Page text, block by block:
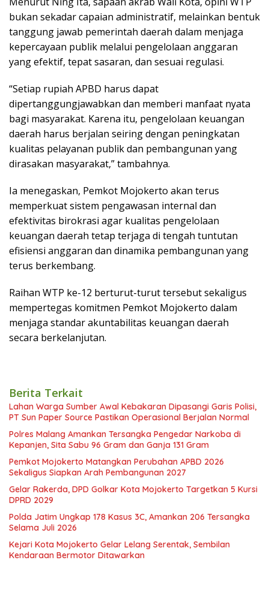
bukan sekadar capaian administratif, melainkan bentuk
tanggung jawab pemerintah daerah dalam menjaga
kepercayaan publik melalui pengelolaan anggaran
yang efektif, tepat sasaran, dan sesuai regulasi.
“Setiap rupiah APBD harus dapat
dipertanggungjawabkan dan memberi manfaat nyata
bagi masyarakat. Karena itu, pengelolaan keuangan
daerah harus berjalan seiring dengan peningkatan
kualitas pelayanan publik dan pembangunan yang
dirasakan masyarakat,” tambahnya.
Ia menegaskan, Pemkot Mojokerto akan terus
memperkuat sistem pengawasan internal dan
efektivitas birokrasi agar kualitas pengelolaan
keuangan daerah tetap terjaga di tengah tuntutan
efisiensi anggaran dan dinamika pembangunan yang
terus berkembang.
Raihan WTP ke-12 berturut-turut tersebut sekaligus
mempertegas komitmen Pemkot Mojokerto dalam
menjaga standar akuntabilitas keuangan daerah
secara berkelanjutan.
Berita Terkait
Lahan Warga Sumber Awal Kebakaran Dipasangi Garis Polisi,
PT Sun Paper Source Pastikan Operasional Berjalan Normal
Polres Malang Amankan Tersangka Pengedar Narkoba di
Kepanjen, Sita Sabu 96 Gram dan Ganja 131 Gram
Pemkot Mojokerto Matangkan Perubahan APBD 2026
Sekaligus Siapkan Arah Pembangunan 2027
Gelar Rakerda, DPD Golkar Kota Mojokerto Targetkan 5 Kursi
DPRD 2029
Polda Jatim Ungkap 178 Kasus 3C, Amankan 206 Tersangka
Selama Juli 2026
Kejari Kota Mojokerto Gelar Lelang Serentak, Sembilan
Kendaraan Bermotor Ditawarkan